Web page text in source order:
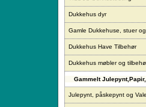
Dukkehus dyr
Gamle Dukkehuse, stuer
Dukkehus Have Tilbehør
Dukkehus møbler og
Gammelt
Julepynt, påskepynt og